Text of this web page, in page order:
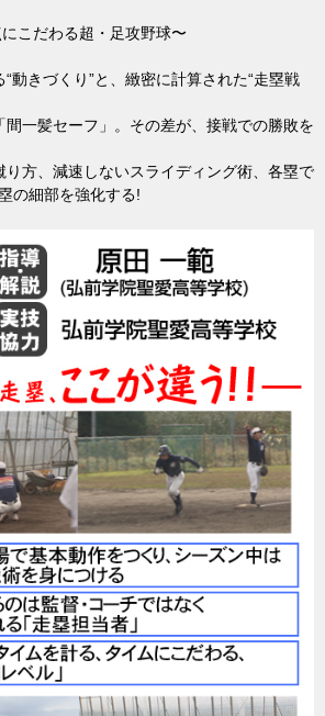
こだわる超・足攻野球〜
動きづくり”と、緻密に計算された“走塁戦
間一髪セーフ」。その差が、接戦での勝敗を
り方、減速しないスライディング術、各塁で
の細部を強化する!